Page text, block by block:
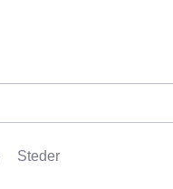
Steder